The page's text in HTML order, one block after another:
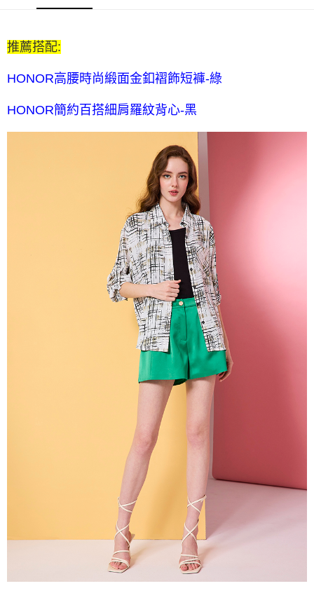
7-11取貨付款-訂單滿 $2000 元即享免運服務-未滿則另收 $80
每筆NT$80，滿NT$2,000(含以上)免運費
7-11付款後取貨-訂單滿 $2000 元即享免運服務-未滿則另收
每筆NT$80，滿NT$2,000(含以上)免運費
宅配送到家-訂單滿 $2000 元即享免運服務-未滿則另收 $120 元物
每筆NT$120，滿NT$2,000(含以上)免運費
推薦搭配:
HONOR高腰時尚緞面金釦褶飾短褲-綠
HONOR簡約百搭細肩羅紋背心-黑